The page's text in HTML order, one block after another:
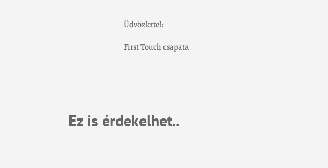
Üdvözlettel:
First Touch csapata
Ez is érdekelhet..